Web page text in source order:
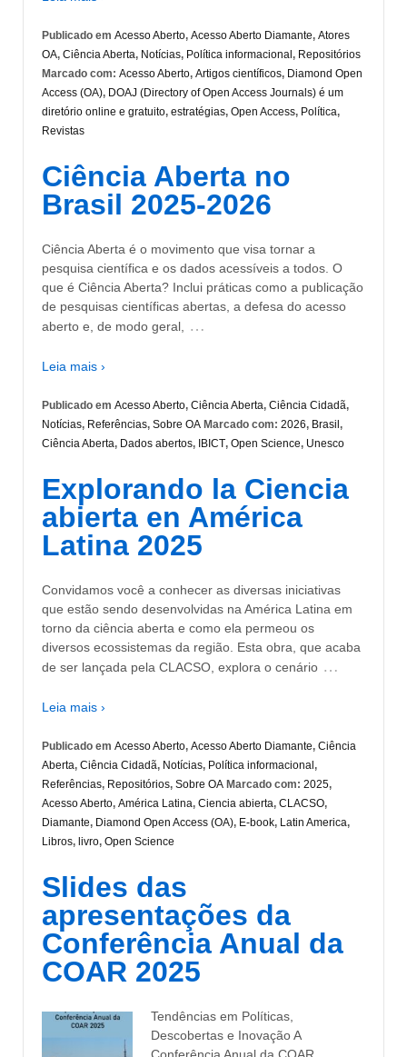
Publicado em Acesso Aberto, Acesso Aberto Diamante, Atores
OA, Ciência Aberta, Notícias, Política informacional , Repositórios
Marcado com: Acesso Aberto, Artigos científicos, Diamond Open
Access (OA), DOAJ (Directory of Open Access Journals) é um
diretório online e gratuito, estratégias, Open Access, Política,
Revistas
Ciência Aberta no
Brasil 2025-2026
Ciência Aberta é o movimento que visa tornar a
pesquisa científica e os dados acessíveis a todos. O
que é Ciência Aberta? Inclui práticas como a publicação
de pesquisas científicas abertas, a defesa do acesso
aberto e, de modo geral, …
Leia mais ›
Publicado em Acesso Aberto, Ciência Aberta, Ciência Cidadã,
Notícias, Referências, Sobre OA Marcado com: 2026, Brasil ,
Ciência Aberta, Dados abertos, IBICT, Open Science, Unesco
Explorando la Ciencia
abierta en América
Latina 2025
Convidamos você a conhecer as diversas iniciativas
que estão sendo desenvolvidas na América Latina em
torno da ciência aberta e como ela permeou os
diversos ecossistemas da região. Esta obra, que acaba
de ser lançada pela CLACSO, explora o cenário …
Leia mais ›
Publicado em Acesso Aberto, Acesso Aberto Diamante, Ciência
Aberta, Ciência Cidadã, Notícias, Política informacional ,
Referências, Repositórios, Sobre OA Marcado com: 2025,
Acesso Aberto, América Latina, Ciencia abierta, CLACSO,
Diamante, Diamond Open Access (OA), E-book, Latin America,
Libros, livro, Open Science
Slides das
apresentações da
Conferência Anual da
COAR 2025
Tendências em Políticas,
Descobertas e Inovação A